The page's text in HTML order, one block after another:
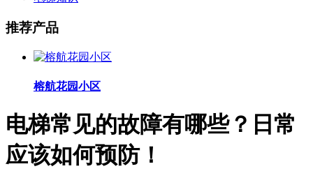
推荐产品
榕航花园小区
电梯常见的故障有哪些？日常
应该如何预防！